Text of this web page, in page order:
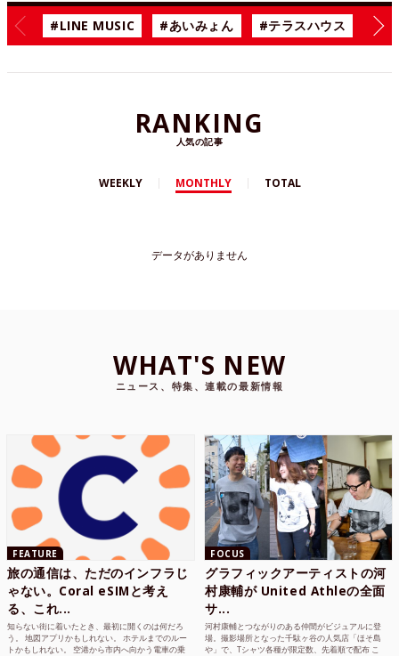
#LINE MUSIC #あいみょん #テラスハウス #漫
RANKING
人気の記事
WEEKLY MONTHLY TOTAL
データがありません
WHAT'S NEW
ニュース、特集、連載の最新情報
FEATURE
旅の通信は、ただのインフラじ
ゃない。Coral eSIMと考え
る、これ...
知らない街に着いたとき、最初に開くのは何だろ
う。 地図アプリかもしれない。 ホテルまでのルー
トかもしれない。 空港から市内へ向かう電車の乗
FOCUS
グラフィックアーティストの河
村康輔が United Athleの全面
サ...
河村康輔とつながりのある仲間がビジュアルに登
場。撮影場所となった千駄ヶ谷の人気店「ほそ島
や」で、Tシャツ各種が限定数、先着順で配布 こ